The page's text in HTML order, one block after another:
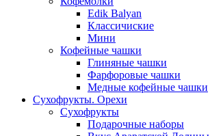
Edik Balyan
Классичиские
Мини
Кофейные чашки
Глиняные чашки
Фарфоровые чашки
Медные кофейные чашки
Сухофрукты. Орехи
Сухофрукты
Подарочные наборы